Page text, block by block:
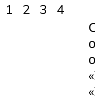
1
2 3
4